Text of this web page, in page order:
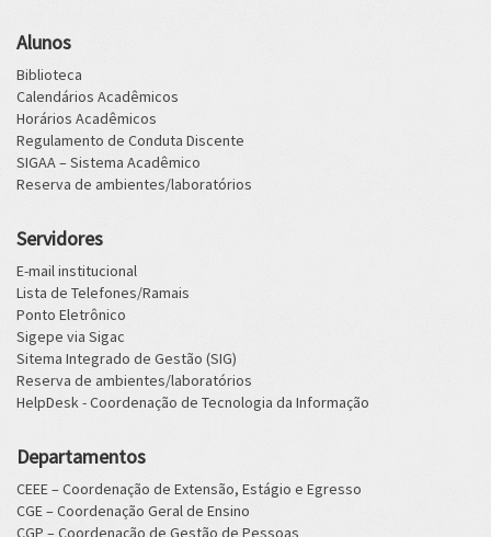
Alunos
Biblioteca
Calendários Acadêmicos
Horários Acadêmicos
Regulamento de Conduta Discente
SIGAA – Sistema Acadêmico
Reserva de ambientes/laboratórios
Servidores
E-mail institucional
Lista de Telefones/Ramais
Ponto Eletrônico
Sigepe via Sigac
Sitema Integrado de Gestão (SIG)
Reserva de ambientes/laboratórios
HelpDesk - Coordenação de Tecnologia da Informação
Departamentos
CEEE – Coordenação de Extensão, Estágio e Egresso
CGE – Coordenação Geral de Ensino
CGP – Coordenação de Gestão de Pessoas